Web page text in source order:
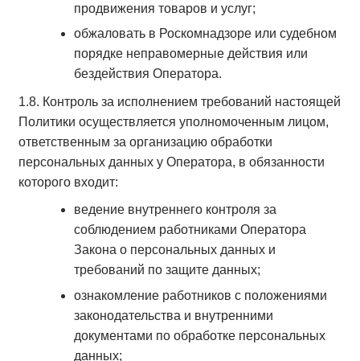
продвижения товаров и услуг;
обжаловать в Роскомнадзоре или судебном
порядке неправомерные действия или
бездействия Оператора.
1.8. Контроль за исполнением требований настоящей
Политики осуществляется уполномоченным лицом,
ответственным за организацию обработки
персональных данных у Оператора, в обязанности
которого входит:
ведение внутреннего контроля за
соблюдением работниками Оператора
Закона о персональных данных и
требований по защите данных;
ознакомление работников с положениями
законодательства и внутренними
документами по обработке персональных
данных;